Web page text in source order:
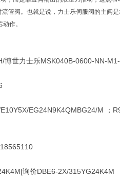
管阀。也就是说，力士乐伺服阀的主阀
作。
博世力士乐MSK040B-0600-NN-
EG24N9K4QMBG24/M ；
询价DBE6-2X/315YG24K4M